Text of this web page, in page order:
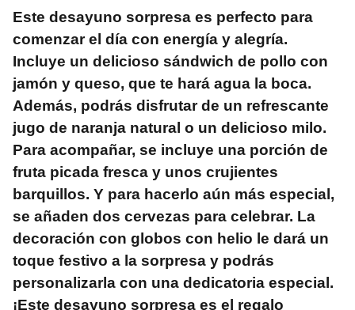
Este desayuno sorpresa es perfecto para
comenzar el día con energía y alegría.
Incluye un delicioso sándwich de pollo con
jamón y queso, que te hará agua la boca.
Además, podrás disfrutar de un refrescante
jugo de naranja natural o un delicioso milo.
Para acompañar, se incluye una porción de
fruta picada fresca y unos crujientes
barquillos. Y para hacerlo aún más especial,
se añaden dos cervezas para celebrar. La
decoración con globos con helio le dará un
toque festivo a la sorpresa y podrás
personalizarla con una dedicatoria especial.
¡Este desayuno sorpresa es el regalo